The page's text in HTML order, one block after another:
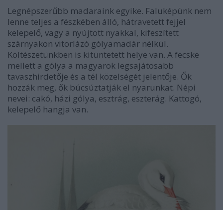
Legnépszerűbb madaraink egyike. Faluképünk nem
lenne teljes a fészkében álló, hátravetett fejjel
kelepelő, vagy a nyújtott nyakkal, kifeszített
szárnyakon vitorlázó gólyamadár nélkül.
Költészetünkben is kitüntetett helye van. A fecske
mellett a gólya a magyarok legsajátosabb
tavaszhirdetője és a tél közelségét jelentője. Ők
hozzák meg, ők búcsúztatják el nyarunkat. Népi
nevei: cakó, házi gólya, esztrág, eszterág. Kattogó,
kelepelő hangja van.